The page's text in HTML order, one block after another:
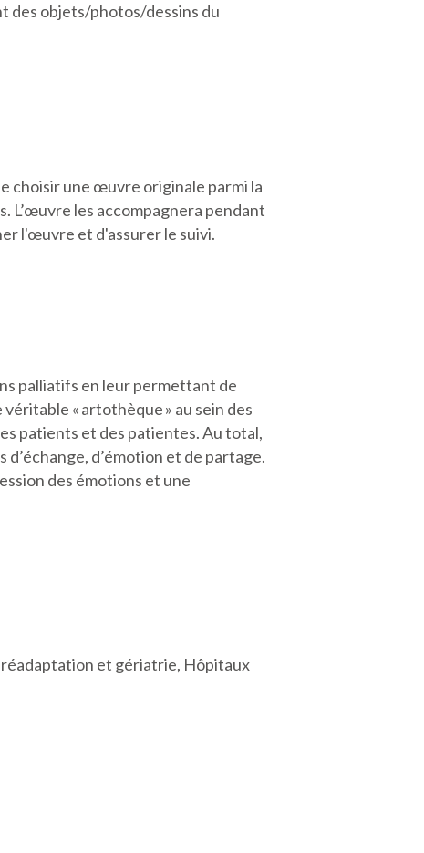
des objets/photos/dessins du
choisir une œuvre originale parmi la
L’œuvre les accompagnera pendant
l'œuvre et d'assurer le suivi.
palliatifs en leur permettant de
« artothèque » au sein des
patients et des patientes. Au total,
d’émotion et de partage.
des émotions et une
et gériatrie, Hôpitaux